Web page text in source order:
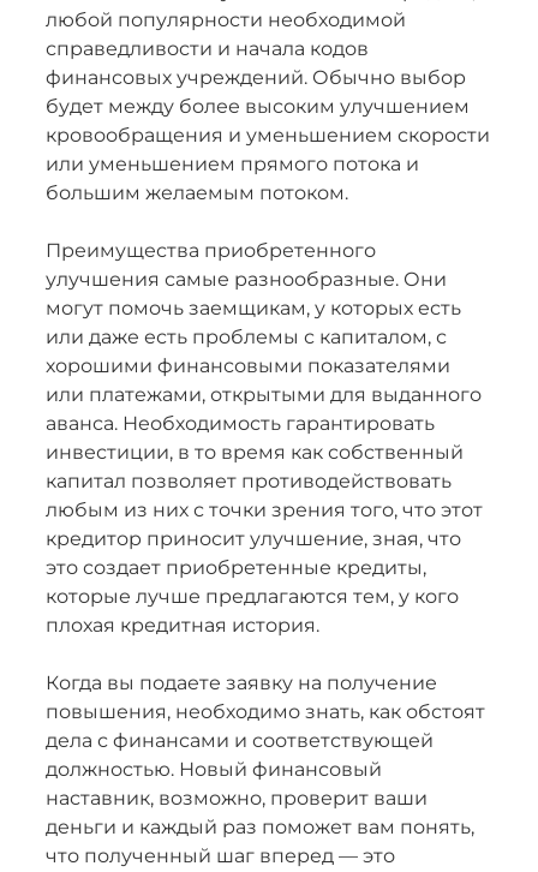
любой популярности необходимой
справедливости и начала кодов
финансовых учреждений. Обычно выбор
будет между более высоким улучшением
кровообращения и уменьшением скорости
или уменьшением прямого потока и
большим желаемым потоком.
Преимущества приобретенного
улучшения самые разнообразные. Они
могут помочь заемщикам, у которых есть
или даже есть проблемы с капиталом, с
хорошими финансовыми показателями
или платежами, открытыми для выданного
аванса. Необходимость гарантировать
инвестиции, в то время как собственный
капитал позволяет противодействовать
любым из них с точки зрения того, что этот
кредитор приносит улучшение, зная, что
это создает приобретенные кредиты,
которые лучше предлагаются тем, у кого
плохая кредитная история.
Когда вы подаете заявку на получение
повышения, необходимо знать, как обстоят
дела с финансами и соответствующей
должностью. Новый финансовый
наставник, возможно, проверит ваши
деньги и каждый раз поможет вам понять,
что полученный шаг вперед — это